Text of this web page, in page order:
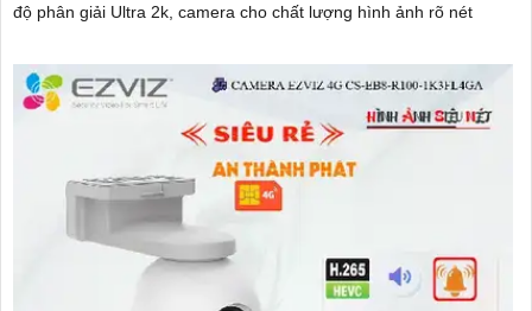
độ phân giải Ultra 2k, camera cho chất lượng hình ảnh rõ nét